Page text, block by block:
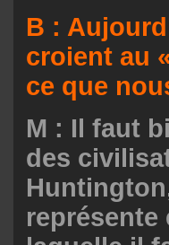
B :
croient au
ce que
M : Il faut
des
représente